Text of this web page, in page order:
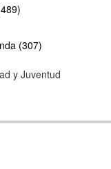
(307)
y Juventud